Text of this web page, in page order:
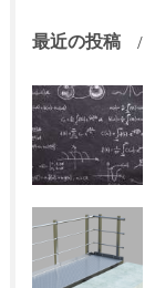
最近の投稿